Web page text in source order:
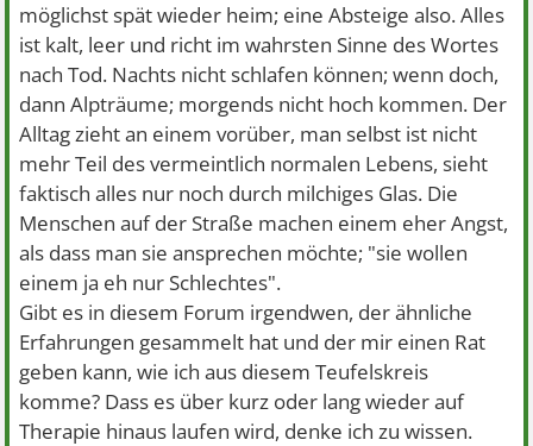
möglichst spät wieder heim; eine Absteige also. Alles
ist kalt, leer und richt im wahrsten Sinne des Wortes
nach Tod. Nachts nicht schlafen können; wenn doch,
dann Alpträume; morgends nicht hoch kommen. Der
Alltag zieht an einem vorüber, man selbst ist nicht
mehr Teil des vermeintlich normalen Lebens, sieht
faktisch alles nur noch durch milchiges Glas. Die
Menschen auf der Straße machen einem eher Angst,
als dass man sie ansprechen möchte; "sie wollen
einem ja eh nur Schlechtes".
Gibt es in diesem Forum irgendwen, der ähnliche
Erfahrungen gesammelt hat und der mir einen Rat
geben kann, wie ich aus diesem Teufelskreis
komme? Dass es über kurz oder lang wieder auf
Therapie hinaus laufen wird, denke ich zu wissen.